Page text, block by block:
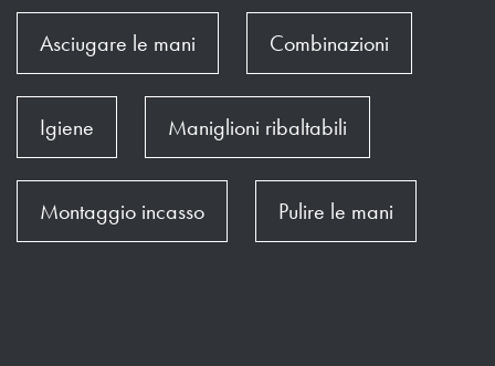
Asciugare le mani Combinazioni
Igiene Maniglioni ribaltabili
Montaggio incasso Pulire le mani